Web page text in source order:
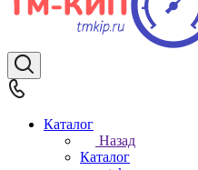
Каталог
Назад
Каталог